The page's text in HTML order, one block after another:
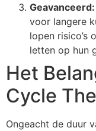
Geavanceerd:
voor langere
lopen risico’s
letten op hun
Het
Cycle
Ongeacht de duur